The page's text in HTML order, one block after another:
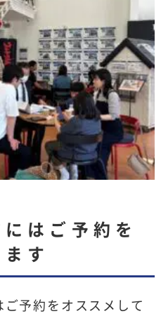
はご予約を
す
予約をオススメして